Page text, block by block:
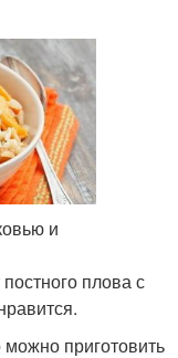
и
плова с
можно приготовить